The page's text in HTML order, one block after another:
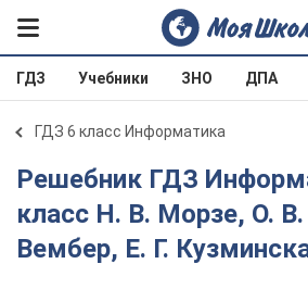
ГДЗ Учебники ЗНО ДПА
ГДЗ 6 класс Информатика
Решебник ГДЗ
класс Н. В. Морзе, О.
Вембер, Е. Г.